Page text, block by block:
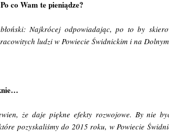
co Wam te pieniądze?
Najkrócej odpowiadając, po to by
ludzi w Powiecie Świdnickim i na
że daje piękne efekty rozwojowe. By nie
pozyskaliśmy do 2015 roku, w Powiecie